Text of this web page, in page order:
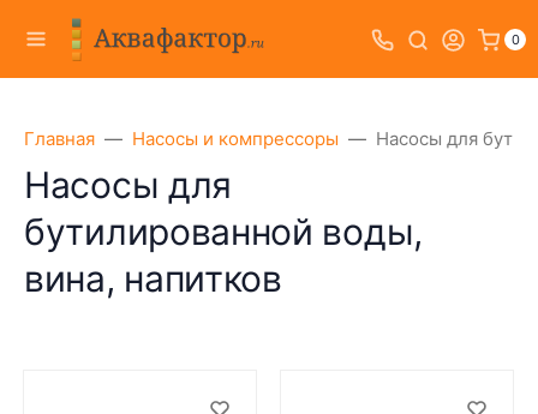
0
Главная Насосы и компрессоры Насосы для
Насосы для
бутилированной воды,
вина, напитков